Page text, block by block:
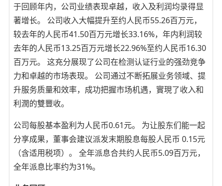
于回顾年内，公司业绩表现卓越，收入及利润均录得显
著增长。 公司收入大幅提升至约人民币55.26百万元，
较去年的人民币41.50百万元增长33.16%，年内利润较
去年的人民币13.25百万元增长22.96%至约人民币16.30
百万元。 这充分展现了公司在检测认证行业的强劲竞争
力和卓越的市场表现。 公司通过不断拓展业务领域、提
升服务质量和效率，成功把握市场机遇，實現了收入和
利潤的雙豐收。
公司每股基本盈利为人民币0.61元。 为让股东们能一起
分享成果，董事会建议派发末期股息每股人民币 0.15元
（含适用税项）。 全年派息合共约人民币5.09百万元，
全年派息比率约为31%。